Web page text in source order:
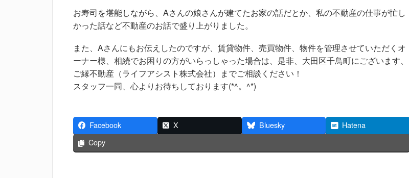
お寿司を堪能しながら、Aさんの娘さんが建てたお家の話だとか、私の不動産の仕事が忙し
かった話など不動産のお話で盛り上がりました。
また、Aさんにもお伝えしたのですが、賃貸物件、売買物件、物件を管理させていただくオ
ーナー様、相続でお困りの方がいらっしゃった場合は、是非、大田区千鳥町にございます、
ご縁不動産（ライフアシスト株式会社）までご相談ください！
スタッフ一同、心よりお待ちしております(*^。^*)
Facebook X Bluesky
Hatena
Copy